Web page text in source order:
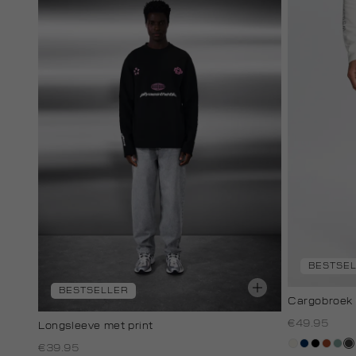
BESTSELLER
Longsleeve met print
€39.95
Cargobroek
€49.95
creme,zwart
bruin
salie